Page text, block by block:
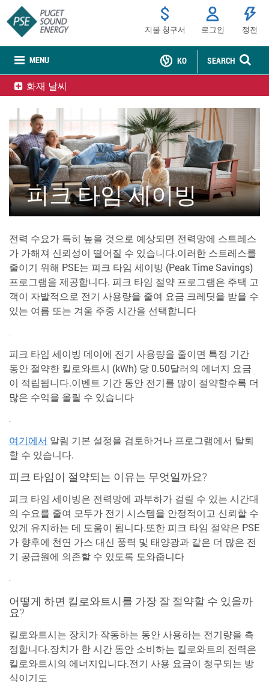
MENU
지불 청구서 로그인 정전
SEARCH
KO
화재 날씨
피크 타임 세이빙
전력 수요가 특히 높을 것으로 예상되면 전력망에 스트레스
가 가해져 신뢰성이 떨어질 수 있습니다.이러한 스트레스를
줄이기 위해 PSE는 피크 타임 세이빙 (Peak Time Savings)
프로그램을 제공합니다. 피크 타임 절약 프로그램은 주택 고
객이 자발적으로 전기 사용량을 줄여 요금 크레딧을 받을 수
있는 여름 또는 겨울 주중 시간을 선택합니다
.
피크 타임 세이빙 데이에 전기 사용량을 줄이면 특정 기간
동안 절약한 킬로와트시 (kWh) 당 0.50달러의 에너지 요금
이 적립됩니다.이벤트 기간 동안 전기를 많이 절약할수록 더
많은 수익을 올릴 수 있습니다
.
여기에서 알림 기본 설정을 검토하거나 프로그램에서 탈퇴
할 수 있습니다.
피크 타임이 절약되는 이유는 무엇일까요?
피크 타임 세이빙은 전력망에 과부하가 걸릴 수 있는 시간대
의 수요를 줄여 모두가 전기 시스템을 안정적이고 신뢰할 수
있게 유지하는 데 도움이 됩니다.또한 피크 타임 절약은 PSE
가 향후에 천연 가스 대신 풍력 및 태양광과 같은 더 많은 전
기 공급원에 의존할 수 있도록 도와줍니다
.
어떻게 하면 킬로와트시를 가장 잘 절약할 수 있을까
요?
킬로와트시는 장치가 작동하는 동안 사용하는 전기량을 측
정합니다.장치가 한 시간 동안 소비하는 킬로와트의 전력은
킬로와트시의 에너지입니다.전기 사용 요금이 청구되는 방
식이기도